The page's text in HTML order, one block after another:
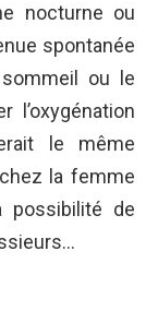
nocturne ou
spontanée
ou le
l’oxygénation
le même
la femme
possibilité de